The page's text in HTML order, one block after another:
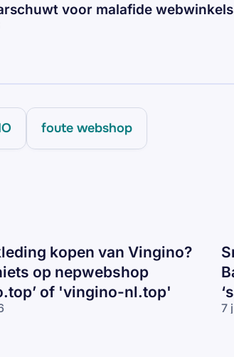
voor malafide webwinkels
foute webshop
kopen van Vingino?
op nepwebshop
of 'vingino-nl.top'
7